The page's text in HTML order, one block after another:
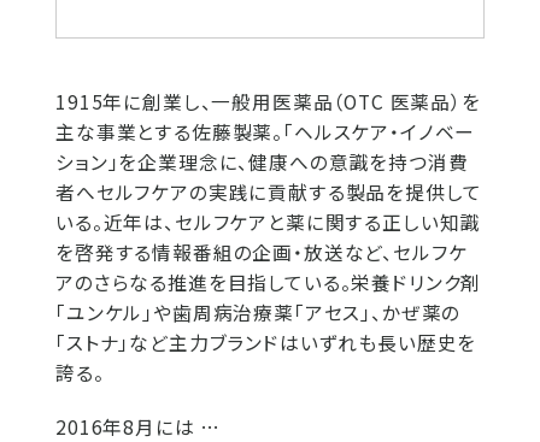
1915年に創業し、一般用医薬品（OTC 医薬品）を
主な事業とする佐藤製薬。「ヘルスケア・イノベー
ション」を企業理念に、健康への意識を持つ消費
者へセルフケアの実践に貢献する製品を提供して
いる。近年は、セルフケアと薬に関する正しい知識
を啓発する情報番組の企画・放送など、セルフケ
アのさらなる推進を目指している。栄養ドリンク剤
「ユンケル」や歯周病治療薬「アセス」、かぜ薬の
「ストナ」など主力ブランドはいずれも長い歴史を
誇る。
2016年8月には …